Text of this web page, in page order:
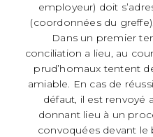
employeur) doit
(coordonnées du
Dans un premier
conciliation a lieu, au
prud’homaux tentent
amiable. En cas de
défaut, il est renvoyé
donnant lieu à un
convoquées devant